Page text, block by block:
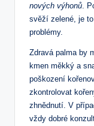
nových⁢ výhonů .
⁣svěží zelené, je
problémy.
Zdravá palma by
kmen měkký ‌a‍
poškození
zkontrolovat
zhnědnutí. V
vždy dobré